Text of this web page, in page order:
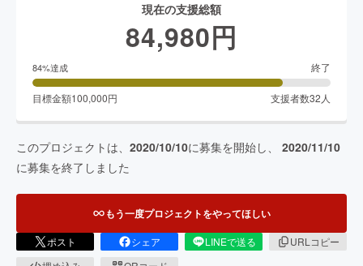
現在の支援総額
84,980円
84%達成 終了
目標金額100,000円 支援者数32 人
このプロジェクトは、 2020/10/10に募集を開始し、 2020/11/10
に募集を終了しました
もう一度プロジェクトをやってほしい
ポスト シェア LINEで送る
URLコピー